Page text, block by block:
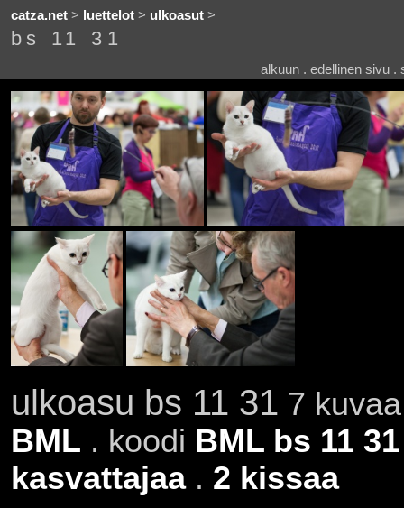
catza.net> luettelot> ulkoasut>
bs 11 31
alkuun . edellinen sivu .
ulkoasu bs 11 31 7
BML . koodi BML bs 11 31
kasvattajaa. 2 kissaa